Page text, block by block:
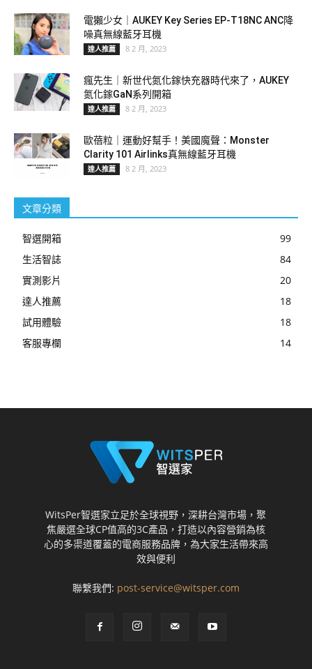
電獺少女｜AUKEY Key Series EP-T18NC ANC降
噪真無線藍牙耳機
達人推薦 8 2 月, 2023
瘋先生｜新世代氮化鎵快充器時代來了，AUKEY
氮化鎵GaN系列開箱
達人推薦 8 2 月, 2023
歐蓓粒｜運動好幫手！美國魔聲：Monster
Clarity 101 Airlinks真無線藍牙耳機
達人推薦 8 2 月, 2023
文章分類
智選開箱
99
生活智誌
84
實測影片
20
達人推薦
18
試用體驗
18
客服專欄
14
WitsPer智選家立足於全球視野，深耕台灣市場，聚
焦嚴選全球CP值高的3C產品，打造以內容營銷為核
心的多渠道覆蓋的電商服務品牌，為大家生活帶來高
效與便利
聯繫我們: post-service@witsper.com